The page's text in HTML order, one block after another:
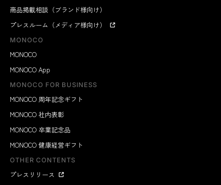
商品掲載相談（ブランド様向け）
プレスルーム（メディア様向け）
MONOCO
MONOCO
MONOCO App
MONOCO FOR BUSINESS
MONOCO 周年記念ギフト
MONOCO 社内表彰
MONOCO 卒業記念品
MONOCO 健康経営ギフト
OTHER CONTENTS
プレスリリース